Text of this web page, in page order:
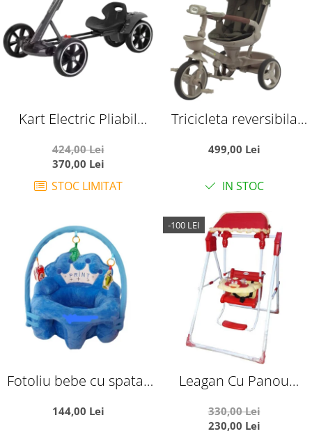
Kart Electric Pliabil
Negru
424,00 Lei
370,00 Lei
STOC LIMITAT
Tricicleta reversibila
pozitie de somn, roti
lumini
499,00 Lei
IN STOC
Fotoliu bebe cu spatar
din plus
144,00 Lei
-100 LEI
Leagan Cu Panou
Ratusca rosu
330,00 Lei
230,00 Lei